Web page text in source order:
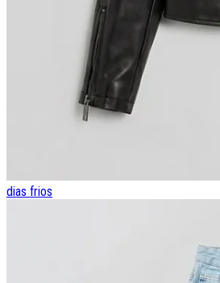
dias frios